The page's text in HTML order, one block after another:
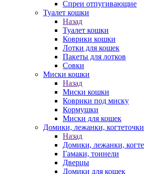
Спреи отпугивающие
Туалет кошки
Назад
Туалет кошки
Коврики кошки
Лотки для кошек
Пакеты для лотков
Совки
Миски кошки
Назад
Миски кошки
Коврики под миску
Кормушки
Миски для кошек
Домики, лежанки,
Назад
Домики, лежанки,
Гамаки, тоннели
Дверцы
Домики для кошек